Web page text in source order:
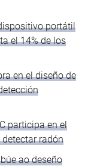
portátil
el 14% de los
en el diseño de
participa en el
radón
ao deseño